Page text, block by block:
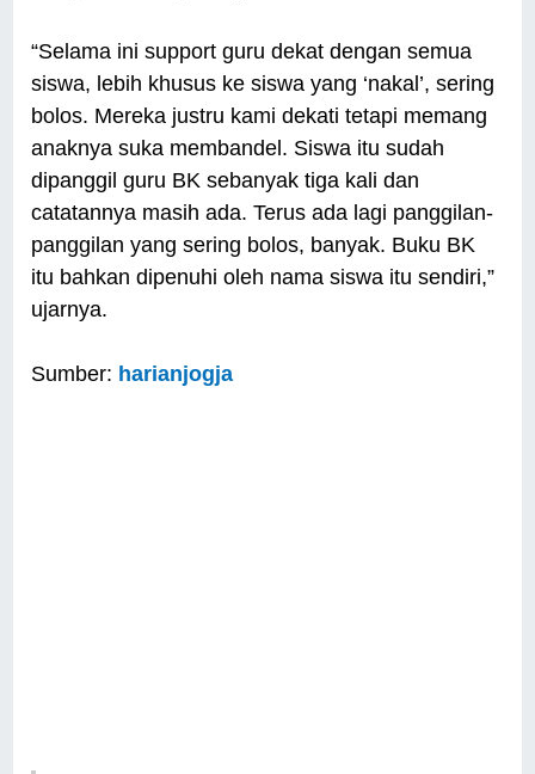
“Selama ini support guru dekat dengan semua
siswa, lebih khusus ke siswa yang ‘nakal’, sering
bolos. Mereka justru kami dekati tetapi memang
anaknya suka membandel. Siswa itu sudah
dipanggil guru BK sebanyak tiga kali dan
catatannya masih ada. Terus ada lagi panggilan-
panggilan yang sering bolos, banyak. Buku BK
itu bahkan dipenuhi oleh nama siswa itu sendiri,”
ujarnya.
Sumber: harianjogja